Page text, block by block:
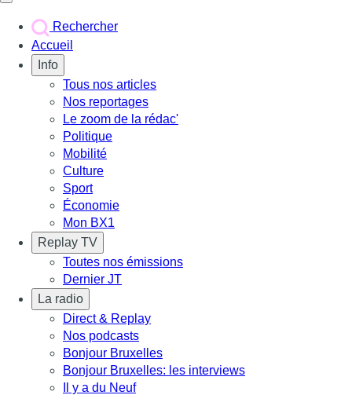
Rechercher
Accueil
Info
Tous nos articles
Nos reportages
Le zoom de la rédac'
Politique
Mobilité
Culture
Sport
Économie
Mon BX1
Replay TV
Toutes nos émissions
Dernier JT
La radio
Direct & Replay
Nos podcasts
Bonjour Bruxelles
Bonjour Bruxelles: les interviews
Il y a du Neuf